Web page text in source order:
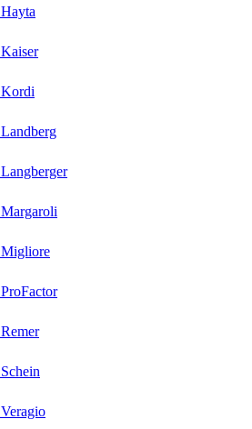
Hayta
Kaiser
Kordi
Landberg
Langberger
Margaroli
Migliore
ProFactor
Remer
Schein
Veragio